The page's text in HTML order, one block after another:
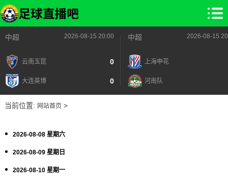
中超 2026-08-15 20:00
云南玉昆 0
大连英博 0
中超 2026-08-15
上海申花
河南队
当前位置: 网站首页>
2026-08-08 星期六
2026-08-09 星期日
2026-08-10 星期一